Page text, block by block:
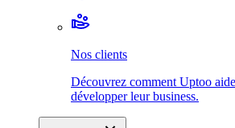
Nos clients
Découvrez comment Uptoo
développer leur business.